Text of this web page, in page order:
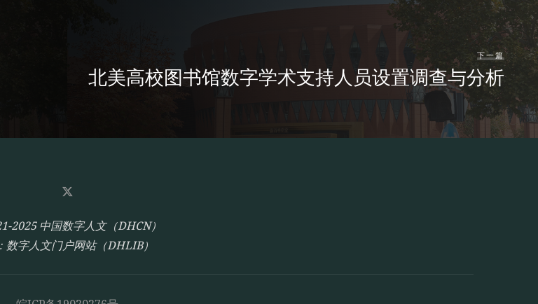
下一篇
北美高校图书馆数字学术支持人员设置调查与分析
2025 中国数字人文（DHCN）
数字人文门户网站（DHLIB）